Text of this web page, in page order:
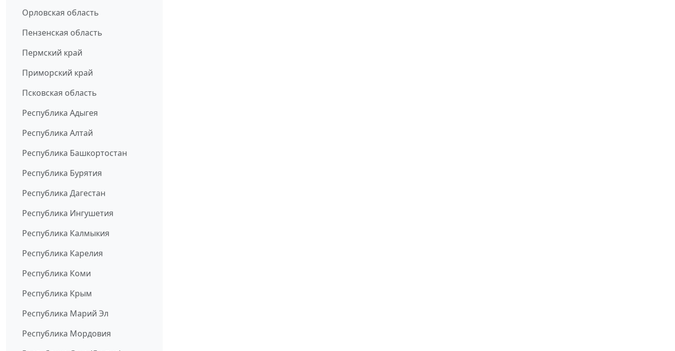
Орловская область
Пензенская область
Пермский край
Приморский край
Псковская область
Республика Адыгея
Республика Алтай
Республика Башкортостан
Республика Бурятия
Республика Дагестан
Республика Ингушетия
Республика Калмыкия
Республика Карелия
Республика Коми
Республика Крым
Республика Марий Эл
Республика Мордовия